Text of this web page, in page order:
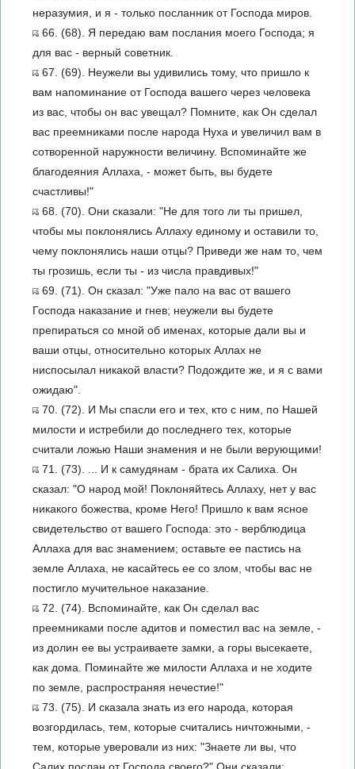
неразумия, и я - только посланник от Господа миров.
66. (68). Я передаю вам послания моего Господа; я
для вас - верный советник.
67. (69). Неужели вы удивились тому, что пришло к
вам напоминание от Господа вашего через человека
из вас, чтобы он вас увещал? Помните, как Он сделал
вас преемниками после народа Нуха и увеличил вам в
сотворенной наружности величину. Вспоминайте же
благодеяния Аллаха, - может быть, вы будете
счастливы!"
68. (70). Они сказали: "Не для того ли ты пришел,
чтобы мы поклонялись Аллаху единому и оставили то,
чему поклонялись наши отцы? Приведи же нам то, чем
ты грозишь, если ты - из числа правдивых!"
69. (71). Он сказал: "Уже пало на вас от вашего
Господа наказание и гнев; неужели вы будете
препираться со мной об именах, которые дали вы и
ваши отцы, относительно которых Аллах не
ниспосылал никакой власти? Подождите же, и я с вами
ожидаю".
70. (72). И Мы спасли его и тех, кто с ним, по Нашей
милости и истребили до последнего тех, которые
считали ложью Наши знамения и не были верующими!
71. (73). ... И к самудянам - брата их Салиха. Он
сказал: "О народ мой! Поклоняйтесь Аллаху, нет у вас
никакого божества, кроме Него! Пришло к вам ясное
свидетельство от вашего Господа: это - верблюдица
Аллаха для вас знамением; оставьте ее пастись на
земле Аллаха, не касайтесь ее со злом, чтобы вас не
постигло мучительное наказание.
72. (74). Вспоминайте, как Он сделал вас
преемниками после адитов и поместил вас на земле, -
из долин ее вы устраиваете замки, а горы высекаете,
как дома. Поминайте же милости Аллаха и не ходите
по земле, распространяя нечестие!"
73. (75). И сказала знать из его народа, которая
возгордилась, тем, которые считались ничтожными, -
тем, которые уверовали из них: "Знаете ли вы, что